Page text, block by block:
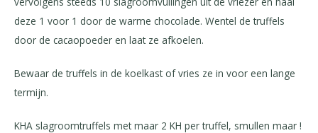
deze 1 voor 1 door de warme chocolade. Wentel de truffels
door de cacaopoeder en laat ze afkoelen.
Bewaar de truffels in de koelkast of vries ze in voor een lange
termijn.
KHA slagroomtruffels met maar 2 KH per truffel, smullen maar !